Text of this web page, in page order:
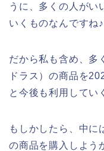
うに、多くの人がい
いくものなんですね♪
だから私も含め、多
ドラス）の商品を
と今後も利用してい
もしかしたら、中に
の商品を購入しよう